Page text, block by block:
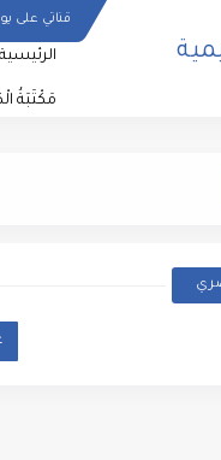
قناتي على
الرئيسية
مَكْتَبَةُ